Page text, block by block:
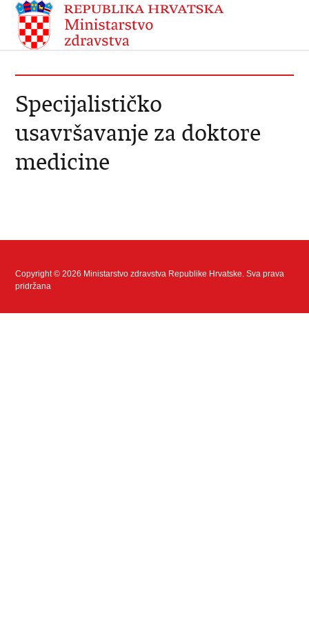
Specijalističko
usavršavanje za doktore
medicine
Copyright © 2026 Ministarstvo zdravstva Republike Hrvatske. Sva prava
pridržana